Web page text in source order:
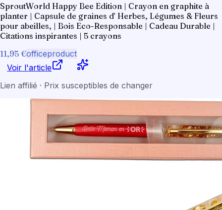
SproutWorld Happy Bee Edition | Crayon en graphite à
planter | Capsule de graines d’ Herbes, Légumes & Fleurs
pour abeilles, | Bois Eco-Responsable | Cadeau Durable |
Citations inspirantes | 5 crayons
11,95 €officeproduct
Voir l'article
Lien affilié · Prix susceptibles de changer